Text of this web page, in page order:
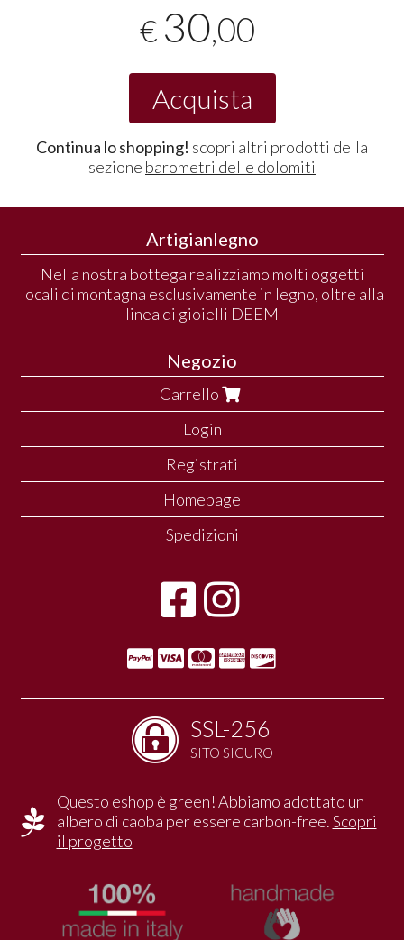
€ 30,00
Acquista
Continua lo shopping! scopri altri prodotti della
sezione barometri delle dolomiti
Artigianlegno
Nella nostra bottega realizziamo molti oggetti
locali di montagna esclusivamente in legno, oltre alla
linea di gioielli DEEM
Negozio
Carrello
Login
Registrati
Homepage
Spedizioni
SSL-256
SITO SICURO
Questo eshop è green! Abbiamo adottato un
albero di caoba per essere carbon-free.Scopri
il progetto